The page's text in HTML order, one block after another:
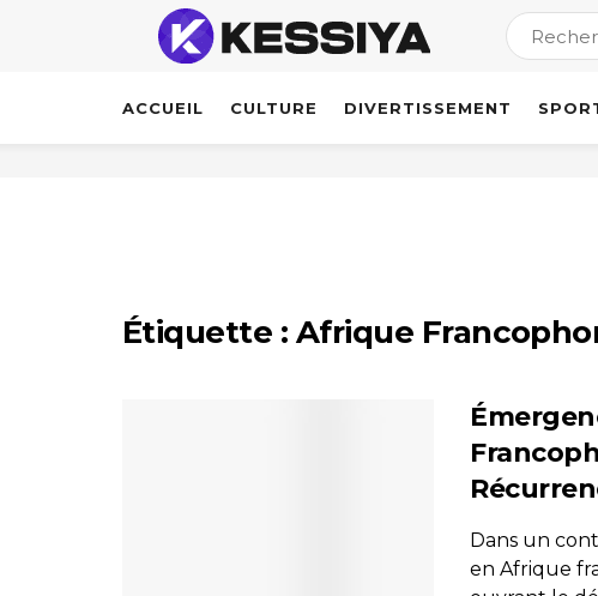
ACCUEIL CULTURE DIVERTISSEMENT
Étiquette : Afrique
Dans un
en Afrique